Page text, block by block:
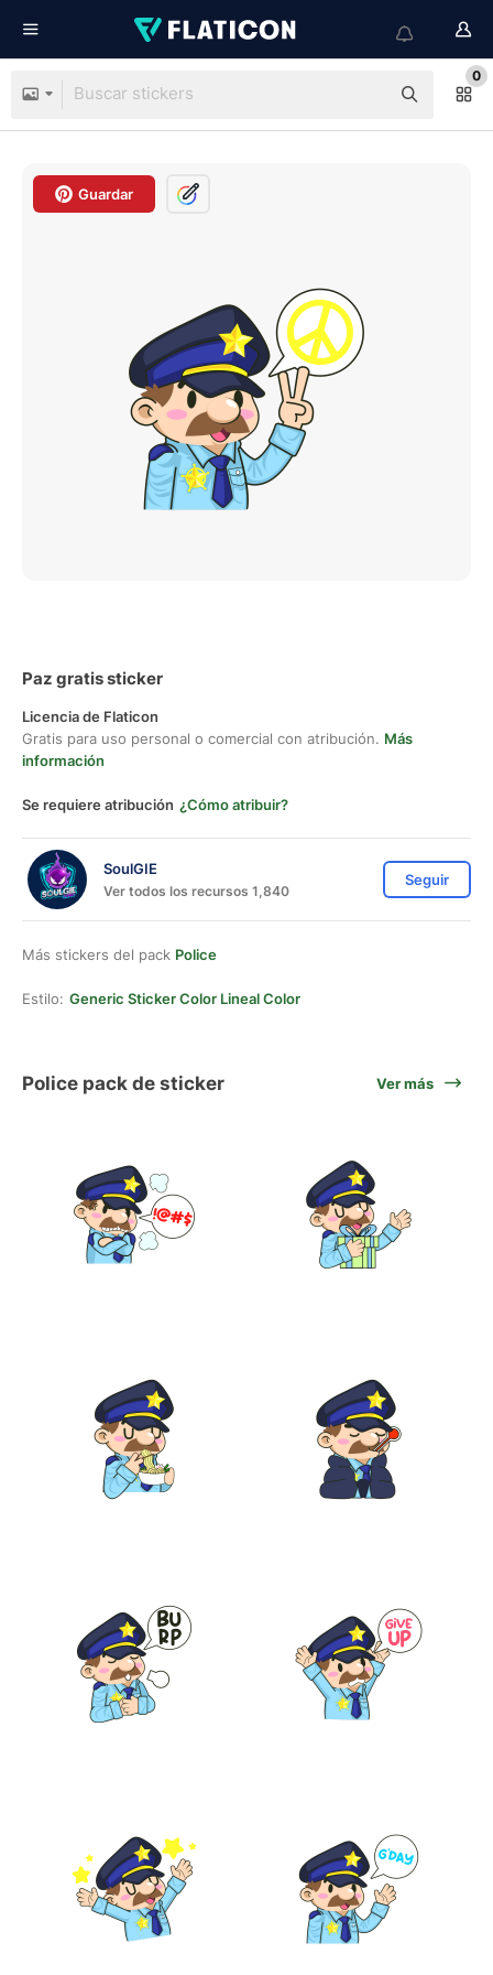
0
Guardar
Paz gratis sticker
Licencia de Flaticon
Gratis para uso personal o comercial con atribución. Más
información
Se requiere atribución ¿Cómo atribuir?
SoulGIE
Ver todos los recursos 1,840
Seguir
Más stickers del pack Police
Estilo: Generic Sticker Color Lineal Color
Police pack de sticker Ver más